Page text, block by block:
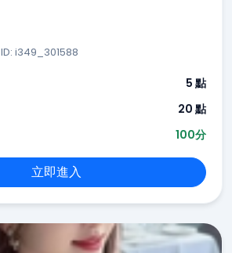
ID: i349_301588
5 點
20 點
100分
立即進入